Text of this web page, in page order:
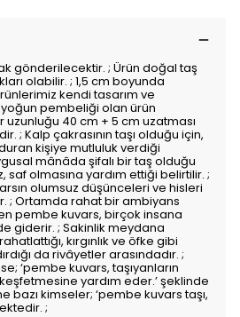
gönderilecektir. ; Ürün doğal taş
olabilir. ; 1,5 cm boyunda
kendi tasarım ve
yoğun pembeliği olan ürün
40 cm + 5 cm uzatması
; Kalp çakrasının taşı olduğu için,
kişiye mutluluk verdiği
mânâda şifalı bir taş olduğu
saf olmasına yardım ettiği belirtilir. ;
olumsuz düşünceleri ve hisleri
; Ortamda rahat bir ambiyans
pembe kuvars, birçok insana
giderir. ; Sakinlik meydana
kırgınlık ve öfke gibi
da rivâyetler arasındadır. ;
‘pembe kuvars, taşıyanların
yardım eder.’ şeklinde
bazı kimseler; ‘pembe kuvars taşı,
;